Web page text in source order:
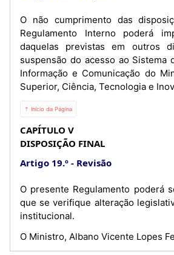
O não cumprimento das
Regulamento Interno poderá
daquelas previstas em outros
suspensão do acesso ao Sistema
Informação e Comunicação do
Superior, Ciência, Tecnologia e
⇡ Início da Página
CAPÍTULO V
DISPOSIÇÃO FINAL
Artigo 19.º
Revisão
O presente Regulamento poderá
que se verifique alteração
institucional.
O Ministro, Albano Vicente Lopes